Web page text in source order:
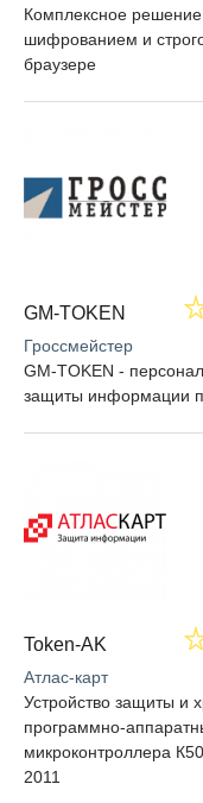
Комплексное
шифрованием и
браузере
GM-TOKEN
Гроссмейстер
GM-TOKEN -
защиты информации
Token-AK
Атлас-карт
Устройство защиты и
программно-
микроконтроллера
2011